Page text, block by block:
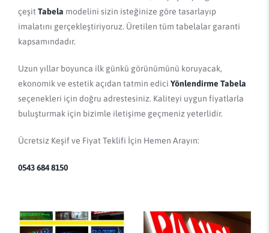
çeşit Tabela modelini sizin isteğinize göre tasarlayıp
imalatını gerçekleştiriyoruz. Üretilen tüm tabelalar garanti
kapsamındadır.
Uzun yıllar boyunca ilk günkü görünümünü koruyacak,
ekonomik ve estetik açıdan tatmin edici Yönlendirme Tabela
seçenekleri için doğru adrestesiniz. Kaliteyi uygun fiyatlarla
buluşturmak için bizimle iletişime geçmeniz yeterlidir.
Ücretsiz Keşif ve Fiyat Teklifi İçin Hemen Arayın:
0543 684 8150